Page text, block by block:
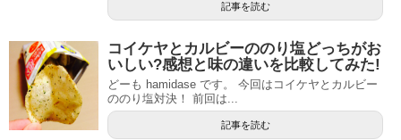
記事を読む
コイケヤとカルビーののり塩どっちがお
いしい?感想と味の違いを比較してみた!
どーも hamidase です。 今回はコイケヤとカルビー
ののり塩対決！ 前回は...
記事を読む